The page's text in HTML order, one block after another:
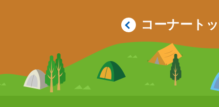
コーナート